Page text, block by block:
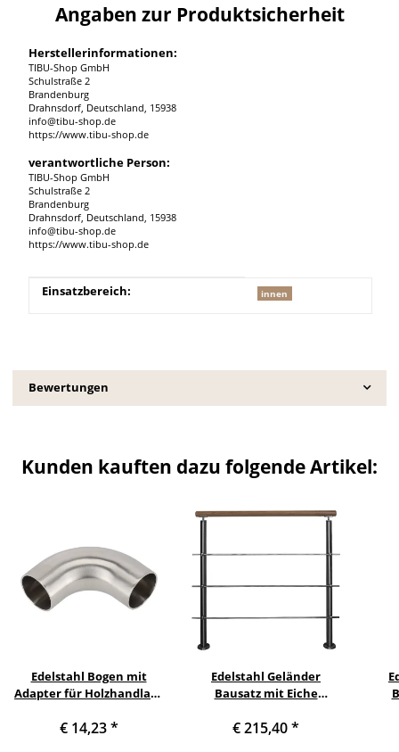
Angaben zur Produktsicherheit
Herstellerinformationen:
TIBU-Shop GmbH
Schulstraße 2
Brandenburg
Drahnsdorf, Deutschland, 15938
info@tibu-shop.de
https://www.tibu-shop.de
verantwortliche Person:
TIBU-Shop GmbH
Schulstraße 2
Brandenburg
Drahnsdorf, Deutschland, 15938
info@tibu-shop.de
https://www.tibu-shop.de
Produkteigenschaft
Wert
Einsatzbereich: innen
Bewertungen
Kunden kauften dazu folgende Artikel:
Edelstahl Bogen mit
Adapter für Holzhandlauf
€ 14,23*
Edelstahl Geländer
Bausatz mit Eiche
2 Pfosten mit 3 Streben
€ 215,40*